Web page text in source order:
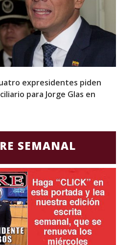
expresidentes piden
para Jorge Glas en
SEMANAL